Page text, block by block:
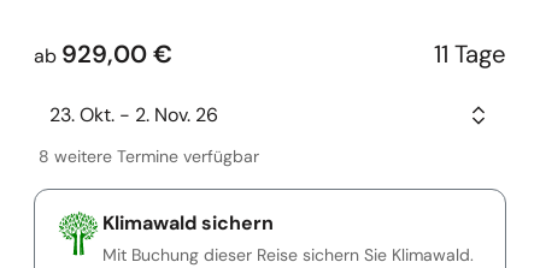
ab 929,00 € 11 Tage
23. Okt. - 2. Nov. 26
8 weitere Termine verfügbar
Klimawald sichern
Mit Buchung dieser Reise sichern Sie Klimawald.